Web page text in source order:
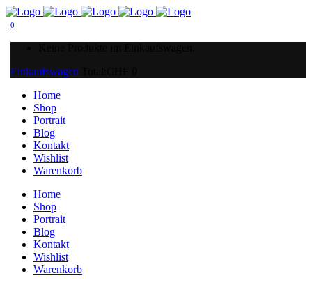
0
Einkaufswagen
Home
Shop
Portrait
Blog
Kontakt
Wishlist
Warenkorb
Home
Shop
Portrait
Blog
Kontakt
Wishlist
Warenkorb